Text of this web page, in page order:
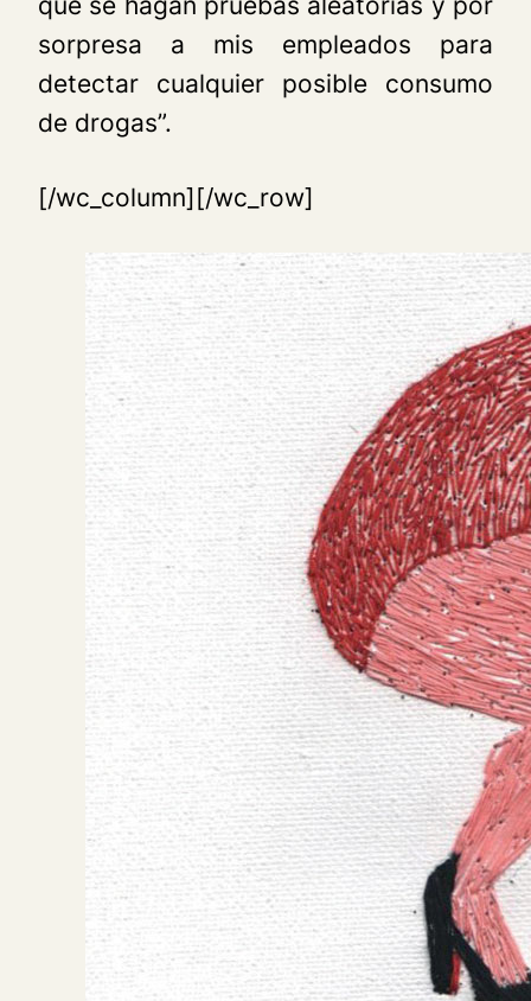
sorpresa a mis empleados para
detectar cualquier posible consumo
de drogas”.
[/wc_column][/wc_row]